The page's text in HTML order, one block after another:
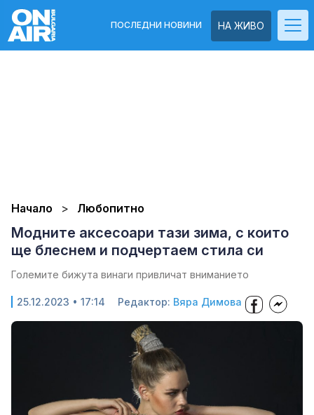
НА ЖИВО
ПОСЛЕДНИ НОВИНИ
Начало Любопитно
Модните аксесоари тази зима, с които
ще блеснем и подчертаем стила си
Големите бижута винаги привличат вниманието
25.12.2023 • 17:14 Редактор: Вяра Димова